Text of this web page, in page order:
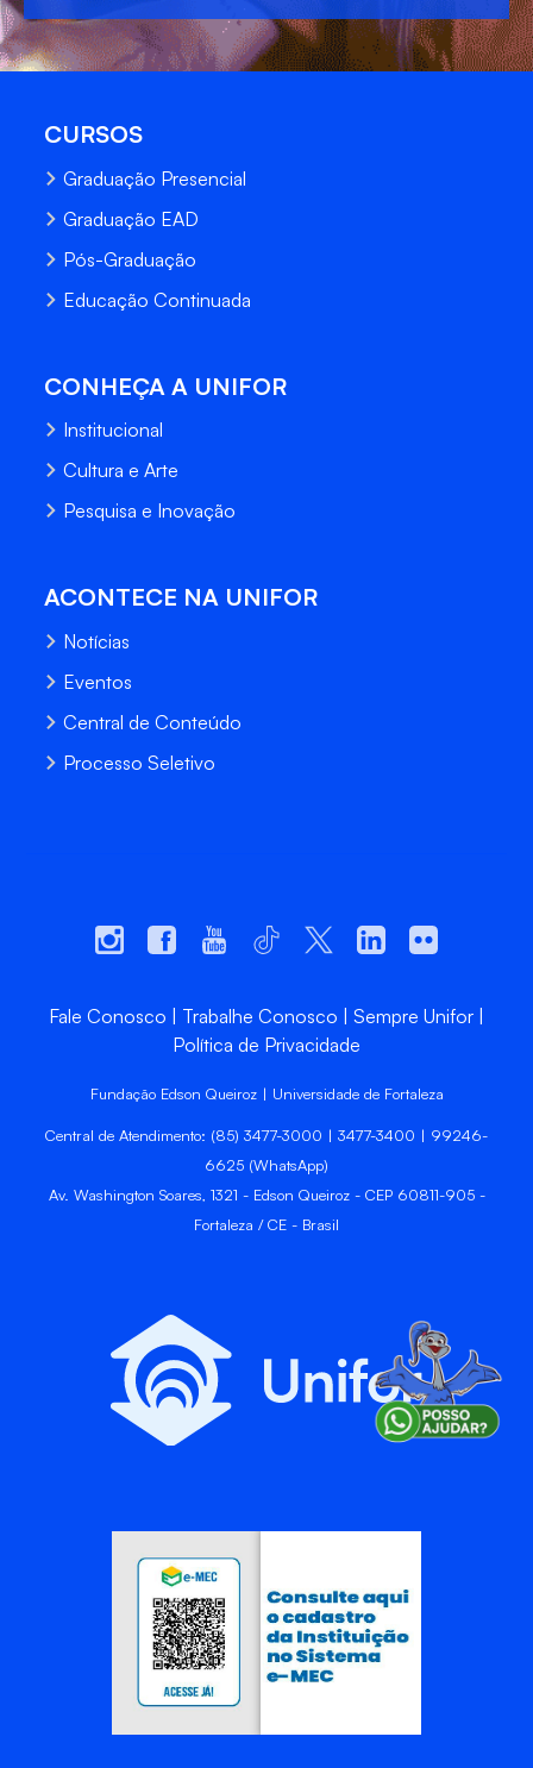
CURSOS
Graduação Presencial
Graduação EAD
Pós-Graduação
Educação Continuada
CONHEÇA A UNIFOR
Institucional
Cultura e Arte
Pesquisa e Inovação
ACONTECE NA UNIFOR
Notícias
Eventos
Central de Conteúdo
Processo Seletivo
Fale Conosco Trabalhe Conosco
Sempre Unifor
Política de Privacidade
Fundação Edson Queiroz | Universidade de Fortaleza
Central de Atendimento: (85) 3477-3000 | 3477-3400 | 99246-
6625 (WhatsApp)
Av. Washington Soares, 1321 - Edson Queiroz - CEP 60811-905 -
Fortaleza / CE - Brasil